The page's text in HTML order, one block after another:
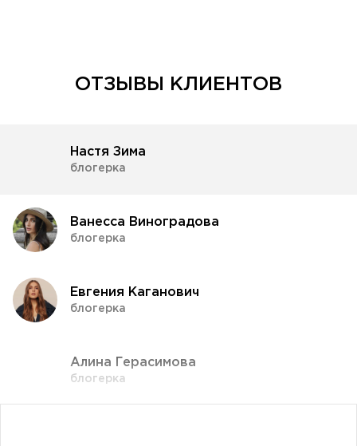
ОТЗЫВЫ КЛИЕНТОВ
Настя Зима
блогерка
Ванесса Виноградова
блогерка
Евгения Каганович
блогерка
Алина Герасимова
блогерка